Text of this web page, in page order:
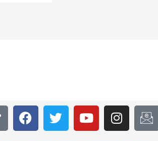
F
a
T
w
Y
o
I
n
I
c